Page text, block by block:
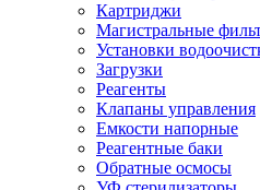
Картриджи
Магистральные
Установки
Загрузки
Реагенты
Клапаны управления
Емкости напорные
Реагентные баки
Обратные осмосы